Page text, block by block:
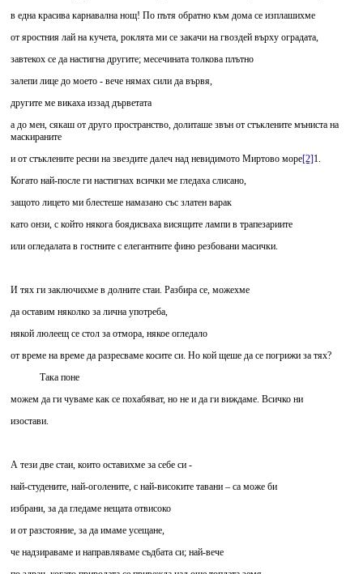
в една красива карнавална нощ! По пътя обратно към дома се изплашихме
от яростния лай на кучета, роклята ми се закачи на гвоздей върху оградата,
завтекох се да настигна другите; месечината толкова плътно
залепи лице до моето - вече нямах сили да вървя,
другите ме викаха иззад дърветата
а до мен, сякаш от друго пространство, долиташе звън от стъклените мъниста на
маскираните
и от стъклените ресни на звездите далеч над невидимото Миртово море[2]1.
Когато най-после ги настигнах всички ме гледаха слисано,
защото лицето ми блестеше намазано със златен варак
като онзи, с който някога боядисваха висящите лампи в трапезариите
или огледалата в гостните с елегантните фино резбовани масички.
И тях ги заключихме в долните стаи. Разбира се, можехме
да оставим няколко за лична употреба,
някой люлеещ се стол за отмора, някое огледало
от време на време да разресваме косите си. Но кой щеше да се погрижи за тях?
Така поне
можем да ги чуваме как се похабяват, но не и да ги виждаме. Всичко ни
изостави.
А тези две стаи, които оставихме за себе си -
най-студените, най-оголените, с най-високите тавани – са може би
избрани, за да гледаме нещата отвисоко
и от разстояние, за да имаме усещане,
че надзираваме и направляваме съдбата си; най-вече